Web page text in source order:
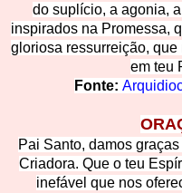
do suplício, a agonia,
inspirados na Promessa,
gloriosa ressurreição, que
em teu
Fonte:
Pai Santo, damos
Criadora. Que o teu
inefável que nos